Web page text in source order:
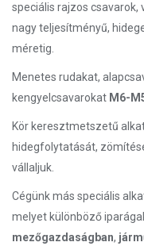
speciális rajzos csavarok,
nagy teljesítményű,
méretig.
Menetes rudakat,
kengyelcsavarokat M6-
Kör keresztmetszetű
hidegfolytatását,
vállaljuk.
Cégünk más speciális
melyet különböző
mezőgazdaságban,